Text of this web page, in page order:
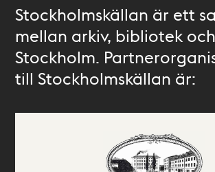
Stockholmskällan är ett
mellan arkiv, bibliotek
Stockholm.
till Stockholmskällan är: